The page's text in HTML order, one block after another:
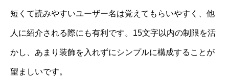
短くて読みやすいユーザー名は覚えてもらいやすく、他
人に紹介される際にも有利です。15文字以内の制限を活
かし、あまり装飾を入れずにシンプルに構成することが
望ましいです。